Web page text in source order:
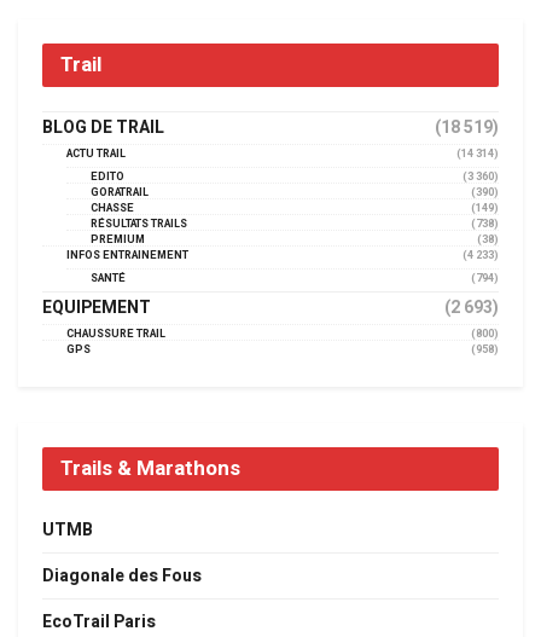
Trail
BLOG DE TRAIL (18 519)
ACTU TRAIL
(14 314)
EDITO
(3 360)
GORATRAIL
(390)
CHASSE
(149)
RÉSULTATS TRAILS
(738)
PREMIUM
(38)
INFOS ENTRAINEMENT
(4 233)
SANTÉ
(794)
EQUIPEMENT (2 693)
CHAUSSURE TRAIL
(800)
GPS
(958)
Trails & Marathons
UTMB
Diagonale des Fous
EcoTrail Paris